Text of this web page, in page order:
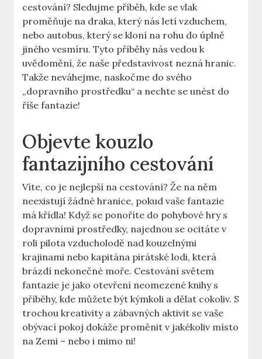
cestování? Sledujme příběh, kde se vlak
proměňuje na draka, který nás letí vzduchem,
nebo autobus, který se kloní na rohu do úplně
jiného vesmíru. Tyto příběhy nás vedou k
uvědomění, že naše představivost nezná hranic.
Takže neváhejme, naskočme do svého
„dopravního prostředku“ a nechte se unést do
říše fantazie!
Objevte kouzlo
fantazijního cestování
Víte, co je nejlepší na cestování? Že na něm
neexistují žádné hranice, pokud vaše fantazie
má křídla! Když se ponoříte do pohybové hry s
dopravními prostředky, najednou se ocitáte v
roli pilota vzducholodě nad kouzelnými
krajinami nebo kapitána pirátské lodi, která
brázdí nekonečné moře. Cestování světem
fantazie je jako otevření neomezené knihy s
příběhy, kde můžete být kýmkoli a dělat cokoliv. S
trochou kreativity a zábavných aktivit se vaše
obývací pokoj dokáže proměnit v jakékoliv místo
na Zemi – nebo i mimo ni!